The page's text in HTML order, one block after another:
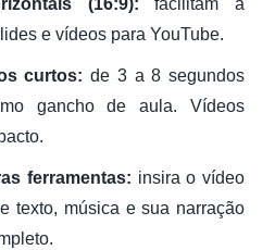
(16:9): facilitam a
e vídeos para YouTube.
curtos: de 3 a 8 segundos
gancho de aula. Vídeos
ferramentas: insira o vídeo
texto, música e sua narração